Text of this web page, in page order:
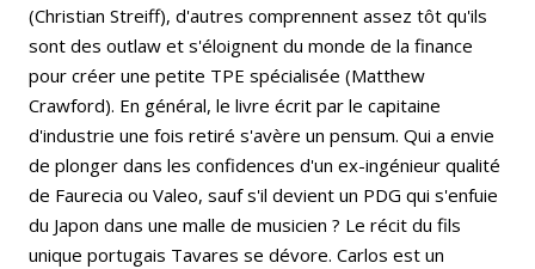
(Christian Streiff), d'autres comprennent assez tôt qu'ils
sont des outlaw et s'éloignent du monde de la finance
pour créer une petite TPE spécialisée (Matthew
Crawford). En général, le livre écrit par le capitaine
d'industrie une fois retiré s'avère un pensum. Qui a envie
de plonger dans les confidences d'un ex-ingénieur qualité
de Faurecia ou Valeo, sauf s'il devient un PDG qui s'enfuie
du Japon dans une malle de musicien ? Le récit du fils
unique portugais Tavares se dévore. Carlos est un